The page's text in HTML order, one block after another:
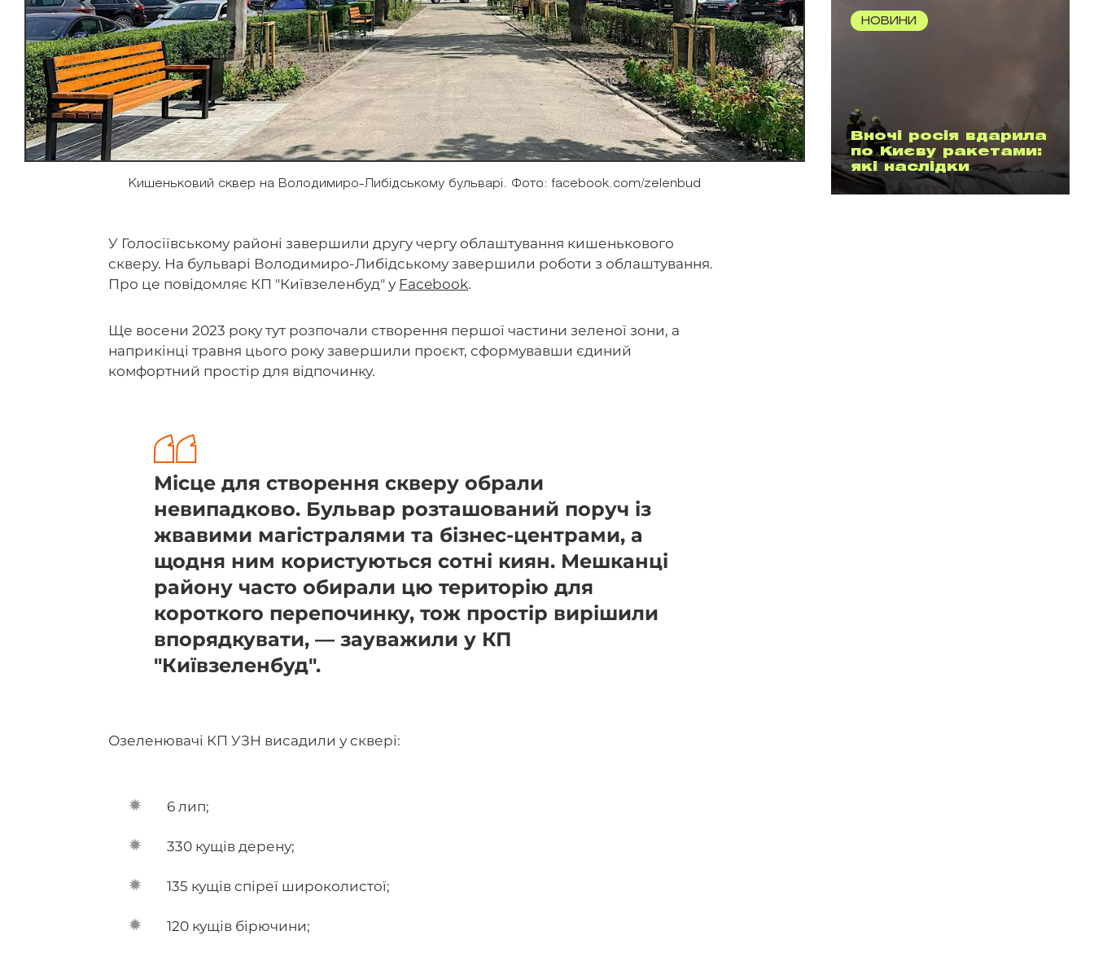
Кишеньковий сквер на Володимиро-Либідському бульварі. Фото: facebook.com/zelenbud
У Голосіївському районі завершили другу чергу облаштування кишенькового
скверу. На бульварі Володимиро-Либідському завершили роботи з облаштування.
Про це повідомляє КП "Київзеленбуд" у Facebook.
Ще восени 2023 року тут розпочали створення першої частини зеленої зони, а
наприкінці травня цього року завершили проєкт, сформувавши єдиний
комфортний простір для відпочинку.
Місце для створення скверу обрали
невипадково. Бульвар розташований поруч із
жвавими магістралями та бізнес-центрами, а
щодня ним користуються сотні киян. Мешканці
району часто обирали цю територію для
короткого перепочинку, тож простір вирішили
впорядкувати, — зауважили у КП
"Київзеленбуд".
Озеленювачі КП УЗН висадили у сквері:
6 лип;
330 кущів дерену;
135 кущів спіреї широколистої;
120 кущів бірючини;
НОВИНИ
Вночі росія вдарила
по Києву ракетами:
які наслідки